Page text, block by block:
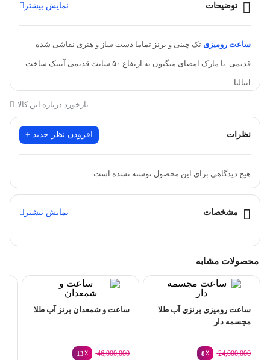
توضیحات نمایش بیشتر
ساعت رومیزیتک چینی و برنز تماما دست ساز و هنری نقاشی شده
قدیمی. با مارک امضای میگنون به ارتفاع ۵۰ سانت قدیمی آنتیک ساخت
ایتالیا
بازخورد درباره این کالا
نظرات افزودن نظر جدید +
هیچ دیدگاهی برای این محصول نوشته نشده است.
مشخصات نمایش بیشتر
محصولات مشابه
ساعت رومیزی برنزي آب طلا
مجسمه دار
٪8 24,000,000
ساعت و شمعدان برنز آب طلا
٪13 46,000,000